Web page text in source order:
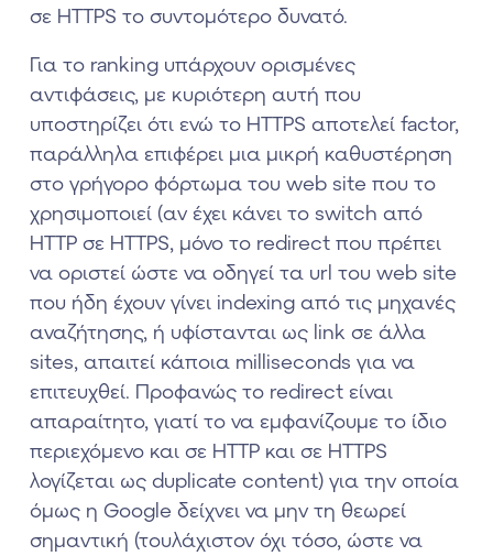
σε HTTPS το συντομότερο δυνατό.
Για το ranking υπάρχουν ορισμένες
αντιφάσεις, με κυριότερη αυτή που
υποστηρίζει ότι ενώ το HTTPS αποτελεί factor,
παράλληλα επιφέρει μια μικρή καθυστέρηση
στο γρήγορο φόρτωμα του web site που το
χρησιμοποιεί (αν έχει κάνει το switch από
HTTP σε HTTPS, μόνο το redirect που πρέπει
να οριστεί ώστε να οδηγεί τα url του web site
που ήδη έχουν γίνει indexing από τις μηχανές
αναζήτησης, ή υφίστανται ως link σε άλλα
sites, απαιτεί κάποια milliseconds για να
επιτευχθεί. Προφανώς το redirect είναι
απαραίτητο, γιατί το να εμφανίζουμε το ίδιο
περιεχόμενο και σε HTTP και σε HTTPS
λογίζεται ως duplicate content) για την οποία
όμως η Google δείχνει να μην τη θεωρεί
σημαντική (τουλάχιστον όχι τόσο, ώστε να